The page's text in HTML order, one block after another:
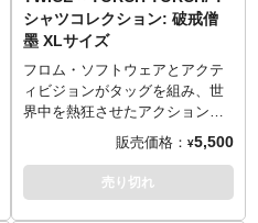
■マテリアル
綿100% 5.6oz ヘビーウェイトボ
ディ
※杢灰のみ 綿90%、ポリエステ
ル10% 5.6oz ヘビーウェイトボ
TORCH TORCH OFFICIAL
https://torchtorch.jp/
■サイズ（着丈／身幅／肩幅／袖
丈）
Sサイズ （65cm／49cm／42cm
／19cm）
Mサイズ （69cm／52cm／46cm
Lサイズ （73cm／55cm／50cm
／22cm）
XLサイズ （77cm／58cm／
「破戒僧」。高笑いとともに長
刀をふるう彼女の姿を、フロ
ム・ソフトウェア作品に関する
数々のファンアートが人気のイ
ラストレーター・芳川氏が耽美
な鉛筆画で描き下ろし。洗練さ
乾いたタッチで、着こなしやす
く仕上げました。
生地はしっかりとした厚みの5.6
シャツコレクション: 破戒僧
墨 XLサイズ
フロム・ソフトウェアとアクテ
ィビジョンがタッグを組み、世
界中を熱狂させたアクション・
アドベンチャーゲーム
『SEKIRO: SHADOWS DIE
TWICE』。「TORCH TORCH」
とのコラボレーションTシャツが
販売価格： ¥5,500
売り切れ